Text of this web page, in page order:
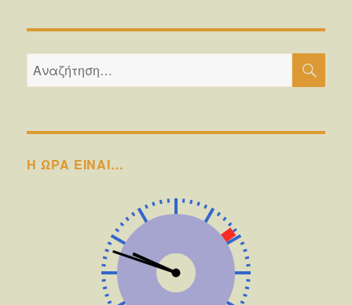
ΣΕΛΊ
ΔΑ
Αναζήτηση
για:
Η ΩΡΑ ΕΙΝΑΙ…